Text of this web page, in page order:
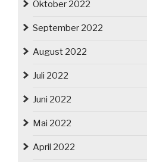
Oktober 2022
September 2022
August 2022
Juli 2022
Juni 2022
Mai 2022
April 2022